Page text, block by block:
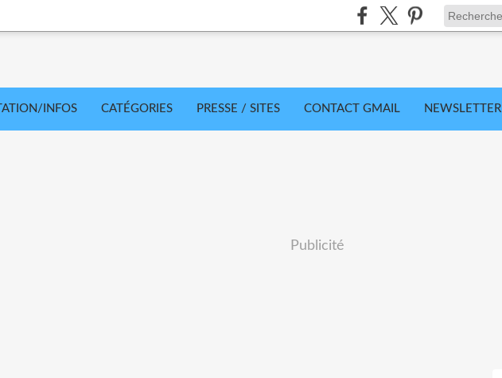
INFOS CATÉGORIES PRESSE / SITES CONTACT GMAIL NEWSLETTER
Publicité